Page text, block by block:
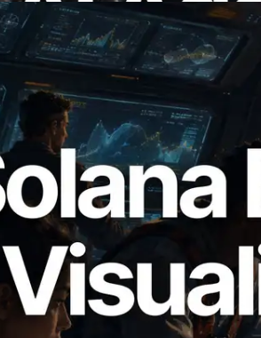
Solana Block
— Slot Başına Blok
ve Görevli Doğrulayıcı